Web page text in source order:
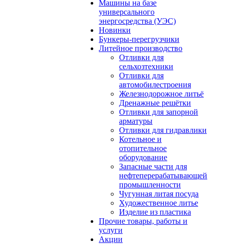
Машины на базе
универсального
энергосредства (УЭС)
Новинки
Бункеры-перегрузчики
Литейное производство
Отливки для
сельхозтехники
Отливки для
автомобилестроения
Железнодорожное литьё
Дренажные решётки
Отливки для запорной
арматуры
Отливки для гидравлики
Котельное и
отопительное
оборудование
Запасные части для
нефтеперерабатывающей
промышленности
Чугунная литая посуда
Художественное литье
Изделие из пластика
Прочие товары, работы и
услуги
Акции